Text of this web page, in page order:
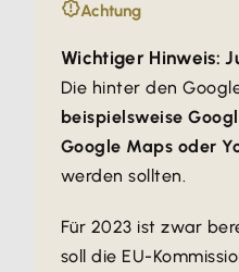
Achtung
Wichtiger Hinweis:
Die hinter den
beispielsweise
Google Maps oder
werden sollten.
Für 2023 ist zwar
soll die EU-